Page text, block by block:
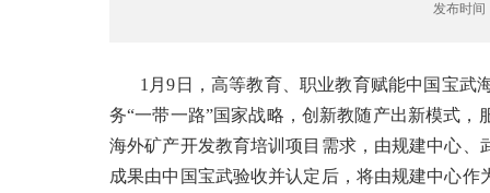
发布时
1月9日，高等教育、职业教育赋能中国宝武
务“一带一路”国家战略，创新教随产出新模式
海外矿产开发教育培训项目需求，由规建中心
成果由中国宝武验收并认定后，将由规建中心